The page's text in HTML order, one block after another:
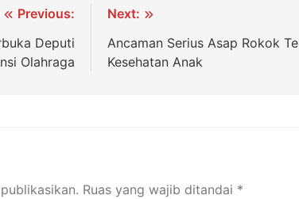
Previous:
Deputi
Olahraga
Next:
Ancaman Serius Asap Rokok
Kesehatan Anak
Ruas yang wajib ditandai *